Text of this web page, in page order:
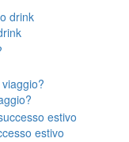
estivo